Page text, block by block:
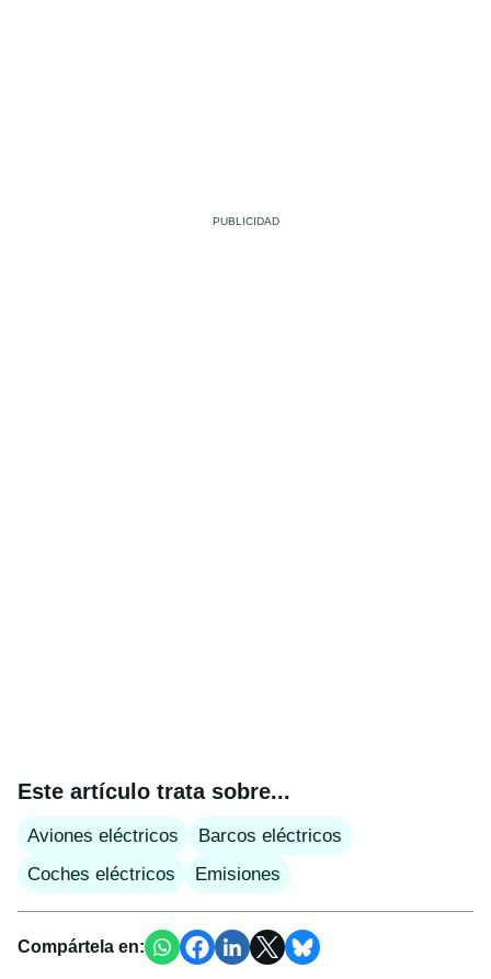
Este artículo trata sobre...
Aviones eléctricos
Barcos eléctricos
Coches eléctricos
Emisiones
Compártela en: